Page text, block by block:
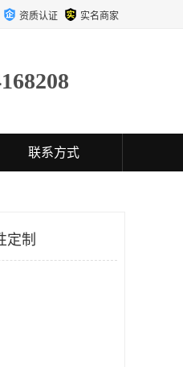
资质认证 实名商家
联系方式
定制